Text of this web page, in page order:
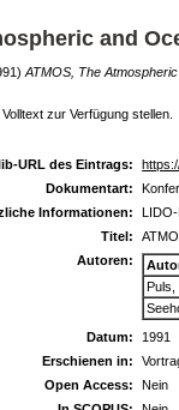
and
ATMOS, The
zur Verfügung stellen.
URL des Eintrags:
Dokumentart:
Informationen:
LIDO-
Titel:
Autoren:
Puls,
Datum:
1991
Erschienen in:
Open Access:
Nein